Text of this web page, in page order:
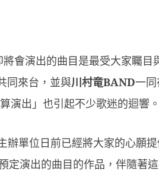
將會演出的曲目是最受大家矚目
同來台，並與川村竜BAND一
演出」也引起不少歌迷的迴響。
單位日前已經將大家的心願
定演出的曲目的作品，伴隨著